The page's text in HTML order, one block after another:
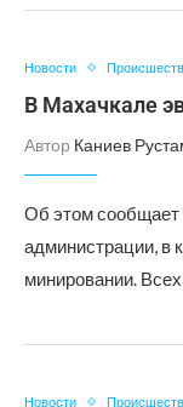
Новости
В Махачкале
Автор Каниев
Об этом сообщает
администрации, в
минировании.
Новости